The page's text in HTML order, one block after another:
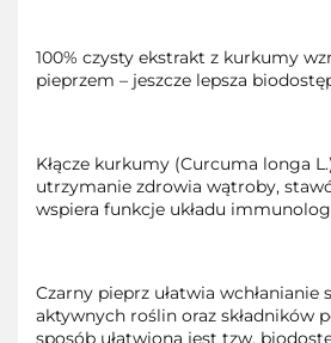
100% czysty ekstrakt z kurkumy
pieprzem – jeszcze lepsza
Kłącze kurkumy (Curcuma longa
utrzymanie zdrowia wątroby,
wspiera funkcje układu
Czarny pieprz ułatwia wchłanianie
aktywnych roślin oraz składników